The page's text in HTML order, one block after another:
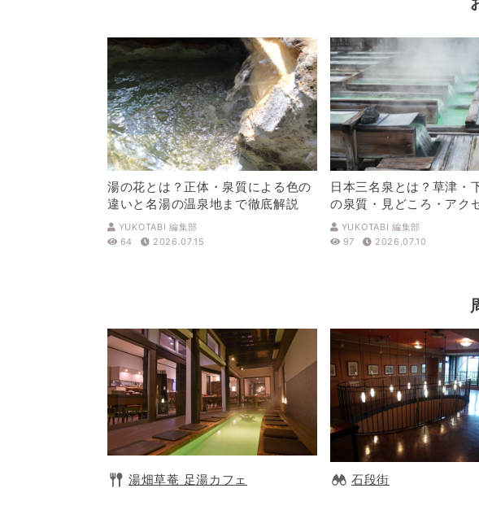
湯の花とは？正体・泉質による色の
違いと名湯の温泉地まで徹底解説
YUKOTABI 編集部
64
2026.07.15
日本三名泉とは？草津・
の泉質・見どころ・アク
解説
YUKOTABI 編集部
97
2026.07.10
湯畑草菴 足湯カフェ 石段街